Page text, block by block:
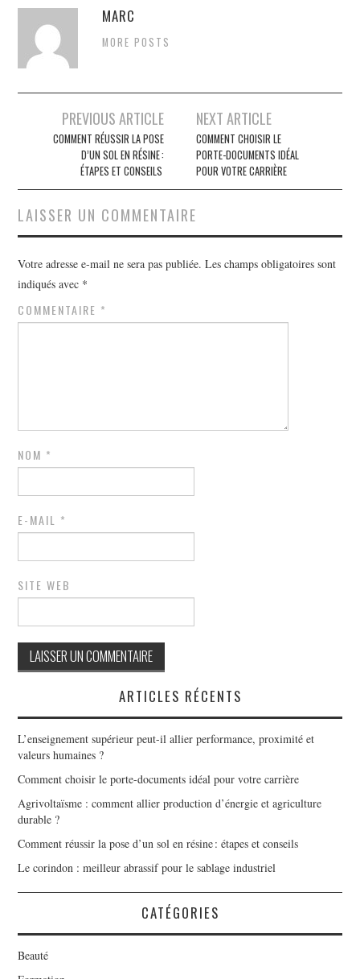
MARC
MORE POSTS
Navigation des articles
PREVIOUS ARTICLE
COMMENT RÉUSSIR LA POSE
D’UN SOL EN RÉSINE :
ÉTAPES ET CONSEILS
NEXT ARTICLE
COMMENT CHOISIR LE
PORTE-DOCUMENTS IDÉAL
POUR VOTRE CARRIÈRE
LAISSER UN COMMENTAIRE
Votre adresse e-mail ne sera pas publiée. Les champs obligatoires sont
indiqués avec *
COMMENTAIRE *
NOM *
E-MAIL *
SITE WEB
ARTICLES RÉCENTS
L’enseignement supérieur peut-il allier performance, proximité et
valeurs humaines ?
Comment choisir le porte-documents idéal pour votre carrière
Agrivoltaïsme : comment allier production d’énergie et agriculture
durable ?
Comment réussir la pose d’un sol en résine : étapes et conseils
Le corindon : meilleur abrassif pour le sablage industriel
CATÉGORIES
Beauté